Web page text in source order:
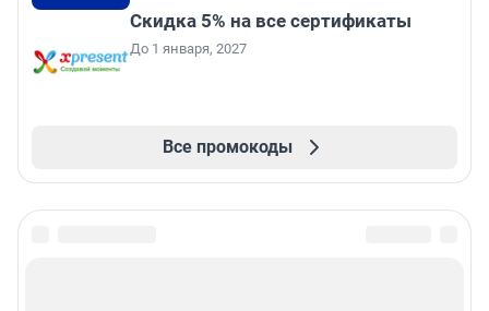
Скидка 5% на все сертификаты
До 1 января, 2027
Все промокоды